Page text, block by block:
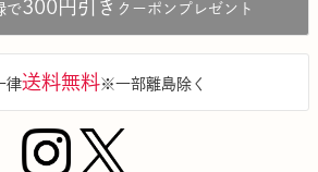
へ
で300円引き クーポンプレゼント
律送料無料※一部離島除く